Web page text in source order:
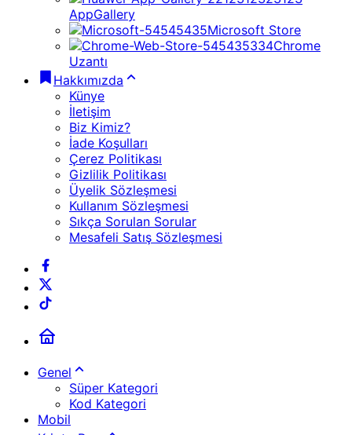
AppGallery
Microsoft Store
Chrome
Uzantı
Hakkımızda
Künye
İletişim
Biz Kimiz?
İade Koşulları
Çerez Politikası
Gizlilik Politikası
Üyelik Sözleşmesi
Kullanım Sözleşmesi
Sıkça Sorulan Sorular
Mesafeli Satış Sözleşmesi
Genel
Süper Kategori
Kod Kategori
Mobil